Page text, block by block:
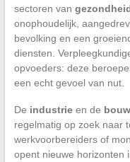
sectoren van
onophoudelijk,
bevolking en een
diensten.
opvoeders: deze
een echt gevoel van nut.
De industrieen de bouw
regelmatig op zoek naar
werkvoorbereiders of
opent nieuwe horizonten